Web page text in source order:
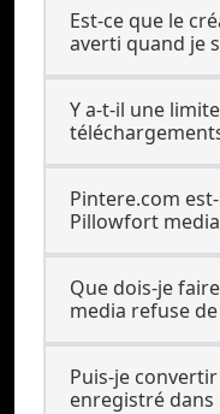
Est-ce que le
averti quand je
Y a-t-il une
Pintere.com
Pillowfort
Que dois-je
media refuse
Puis-je
enregistré